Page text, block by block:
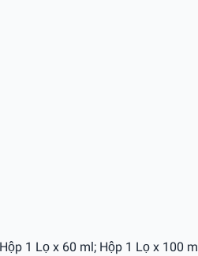
1 Lọ x 60 ml; Hộp 1 Lọ x 100 ml